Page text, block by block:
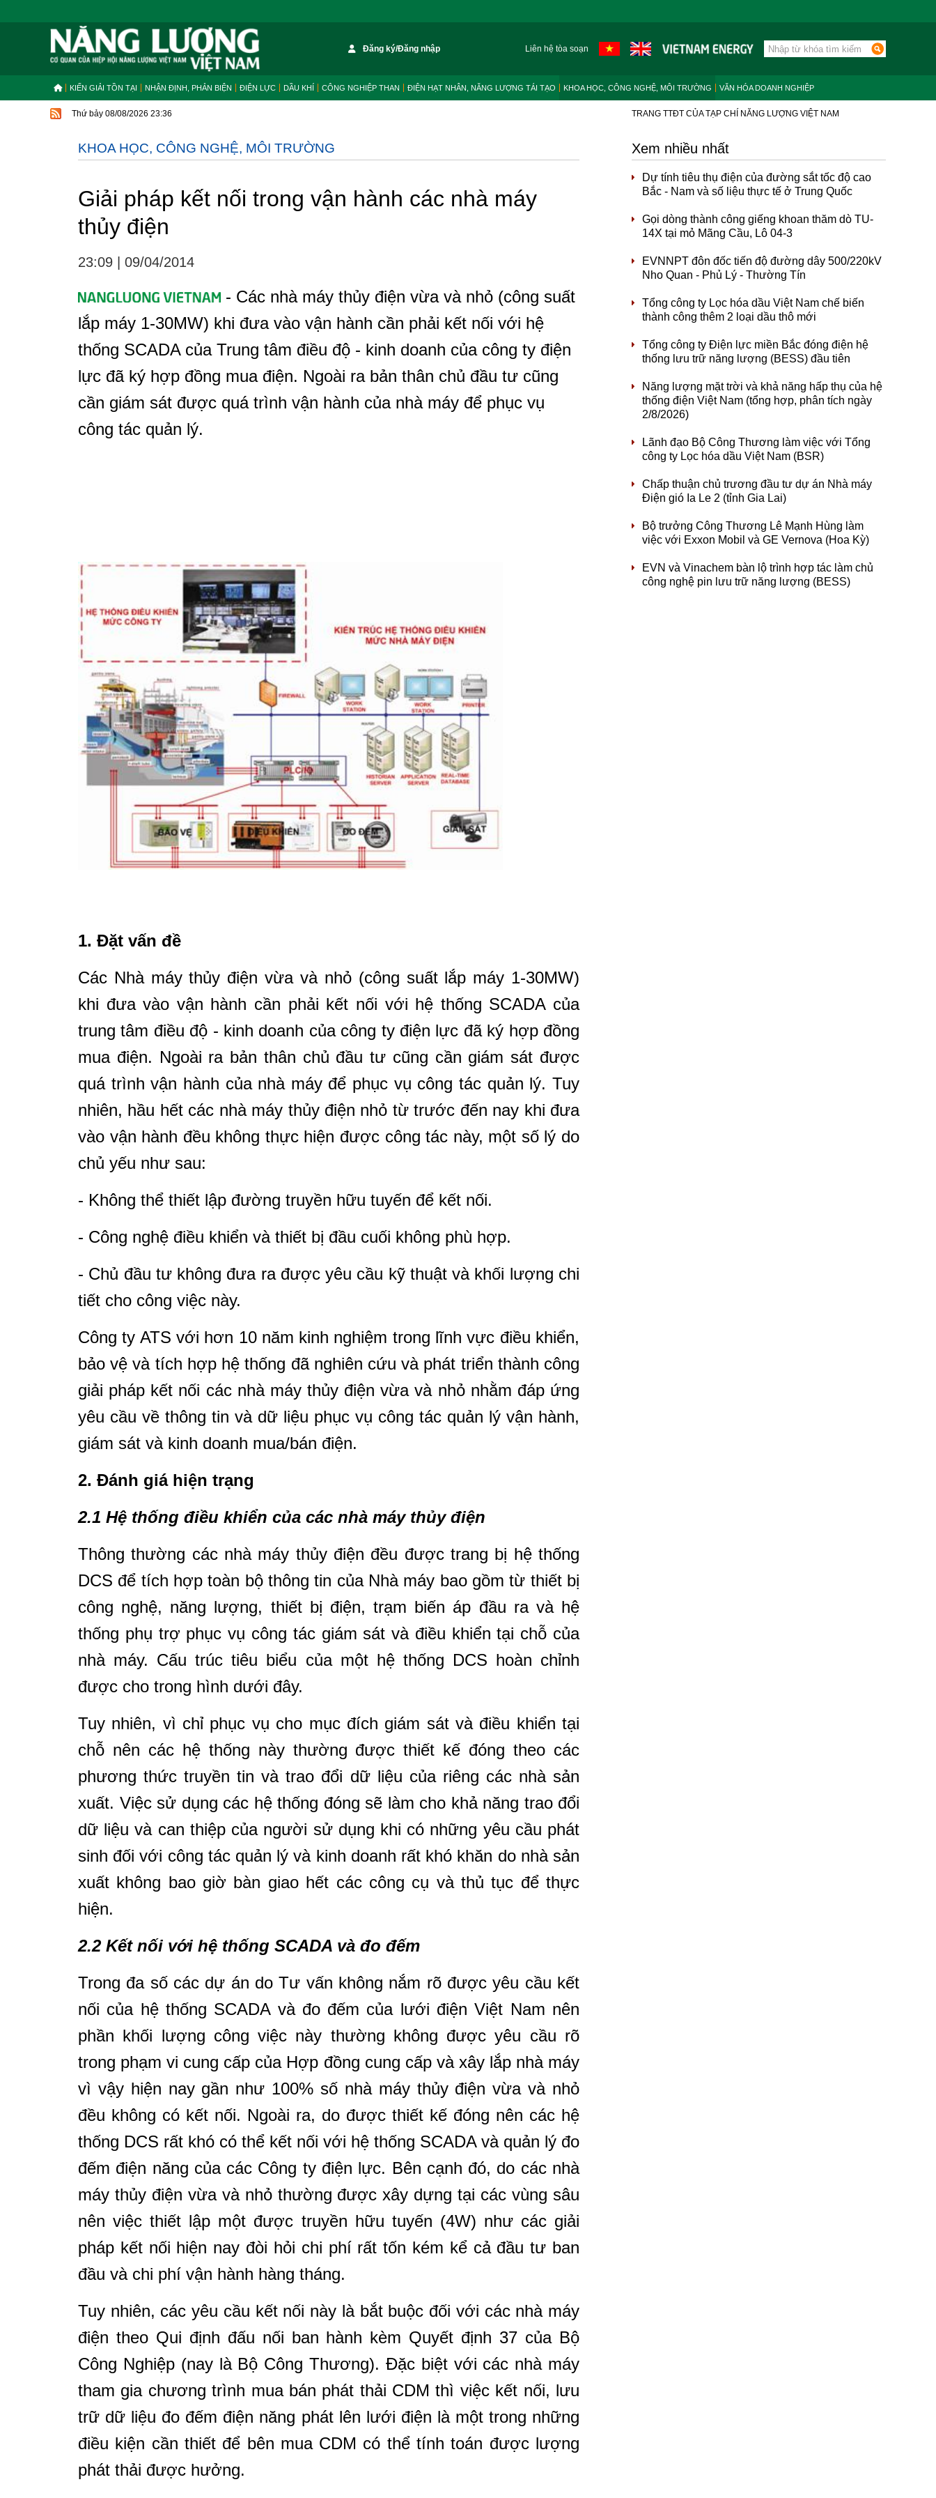
Đăng ký/Đăng nhập Liên hệ tòa soạn
KIẾN GIẢI TỒN TẠI NHẬN ĐỊNH, PHẢN BIỆN ĐIỆN LỰC DẦU KHÍ CÔNG NGHIỆP THAN ĐIỆN HẠT NHÂN, NĂNG LƯỢNG TÁI TẠO KHOA HỌC, CÔNG NGHỆ, MÔI TRƯỜNG VĂN HÓA DOANH NGHIỆP
Thứ bảy 08/08/2026 23:36 TRANG TTĐT CỦA TẠP CHÍ NĂNG LƯỢNG VIỆT NAM
KHOA HỌC, CÔNG NGHỆ, MÔI TRƯỜNG
Giải pháp kết nối trong vận hành các nhà máy
thủy điện
23:09 09/04/2014
- Các nhà máy thủy điện vừa và nhỏ (công suất
lắp máy 1-30MW) khi đưa vào vận hành cần phải kết nối với hệ
thống SCADA của Trung tâm điều độ - kinh doanh của công ty điện
lực đã ký hợp đồng mua điện. Ngoài ra bản thân chủ đầu tư cũng
cần giám sát được quá trình vận hành của nhà máy để phục vụ
công tác quản lý.
1. Đặt vấn đề
Các Nhà máy thủy điện vừa và nhỏ (công suất lắp máy 1-30MW)
khi đưa vào vận hành cần phải kết nối với hệ thống SCADA của
trung tâm điều độ - kinh doanh của công ty điện lực đã ký hợp đồng
mua điện. Ngoài ra bản thân chủ đầu tư cũng cần giám sát được
quá trình vận hành của nhà máy để phục vụ công tác quản lý. Tuy
nhiên, hầu hết các nhà máy thủy điện nhỏ từ trước đến nay khi đưa
vào vận hành đều không thực hiện được công tác này, một số lý do
chủ yếu như sau:
- Không thể thiết lập đường truyền hữu tuyến để kết nối.
- Công nghệ điều khiển và thiết bị đầu cuối không phù hợp.
- Chủ đầu tư không đưa ra được yêu cầu kỹ thuật và khối lượng chi
tiết cho công việc này.
Công ty ATS với hơn 10 năm kinh nghiệm trong lĩnh vực điều khiển,
bảo vệ và tích hợp hệ thống đã nghiên cứu và phát triển thành công
giải pháp kết nối các nhà máy thủy điện vừa và nhỏ nhằm đáp ứng
yêu cầu về thông tin và dữ liệu phục vụ công tác quản lý vận hành,
giám sát và kinh doanh mua/bán điện.
2. Đánh giá hiện trạng
2.1 Hệ thống điều khiển của các nhà máy thủy điện
Thông thường các nhà máy thủy điện đều được trang bị hệ thống
DCS để tích hợp toàn bộ thông tin của Nhà máy bao gồm từ thiết bị
công nghệ, năng lượng, thiết bị điện, trạm biến áp đầu ra và hệ
thống phụ trợ phục vụ công tác giám sát và điều khiển tại chỗ của
nhà máy. Cấu trúc tiêu biểu của một hệ thống DCS hoàn chỉnh
được cho trong hình dưới đây.
Tuy nhiên, vì chỉ phục vụ cho mục đích giám sát và điều khiển tại
chỗ nên các hệ thống này thường được thiết kế đóng theo các
phương thức truyền tin và trao đổi dữ liệu của riêng các nhà sản
xuất. Việc sử dụng các hệ thống đóng sẽ làm cho khả năng trao đổi
dữ liệu và can thiệp của người sử dụng khi có những yêu cầu phát
sinh đối với công tác quản lý và kinh doanh rất khó khăn do nhà sản
xuất không bao giờ bàn giao hết các công cụ và thủ tục để thực
hiện.
2.2 Kết nối với hệ thống SCADA và đo đếm
Trong đa số các dự án do Tư vấn không nắm rõ được yêu cầu kết
nối của hệ thống SCADA và đo đếm của lưới điện Việt Nam nên
phần khối lượng công việc này thường không được yêu cầu rõ
trong phạm vi cung cấp của Hợp đồng cung cấp và xây lắp nhà máy
vì vậy hiện nay gần như 100% số nhà máy thủy điện vừa và nhỏ
đều không có kết nối. Ngoài ra, do được thiết kế đóng nên các hệ
thống DCS rất khó có thể kết nối với hệ thống SCADA và quản lý đo
đếm điện năng của các Công ty điện lực. Bên cạnh đó, do các nhà
máy thủy điện vừa và nhỏ thường được xây dựng tại các vùng sâu
nên việc thiết lập một được truyền hữu tuyến (4W) như các giải
pháp kết nối hiện nay đòi hỏi chi phí rất tốn kém kể cả đầu tư ban
đầu và chi phí vận hành hàng tháng.
Tuy nhiên, các yêu cầu kết nối này là bắt buộc đối với các nhà máy
điện theo Qui định đấu nối ban hành kèm Quyết định 37 của Bộ
Công Nghiệp (nay là Bộ Công Thương). Đặc biệt với các nhà máy
tham gia chương trình mua bán phát thải CDM thì việc kết nối, lưu
trữ dữ liệu đo đếm điện năng phát lên lưới điện là một trong những
điều kiện cần thiết để bên mua CDM có thể tính toán được lượng
phát thải được hưởng.
Xem nhiều nhất
Dự tính tiêu thụ điện của đường sắt tốc độ cao
Bắc - Nam và số liệu thực tế ở Trung Quốc
Gọi dòng thành công giếng khoan thăm dò TU-
14X tại mỏ Mãng Cầu, Lô 04-3
EVNNPT đôn đốc tiến độ đường dây 500/220kV
Nho Quan - Phủ Lý - Thường Tín
Tổng công ty Lọc hóa dầu Việt Nam chế biến
thành công thêm 2 loại dầu thô mới
Tổng công ty Điện lực miền Bắc đóng điện hệ
thống lưu trữ năng lượng (BESS) đầu tiên
Năng lượng mặt trời và khả năng hấp thụ của hệ
thống điện Việt Nam (tổng hợp, phân tích ngày
2/8/2026)
Lãnh đạo Bộ Công Thương làm việc với Tổng
công ty Lọc hóa dầu Việt Nam (BSR)
Chấp thuận chủ trương đầu tư dự án Nhà máy
Điện gió Ia Le 2 (tỉnh Gia Lai)
Bộ trưởng Công Thương Lê Mạnh Hùng làm
việc với Exxon Mobil và GE Vernova (Hoa Kỳ)
EVN và Vinachem bàn lộ trình hợp tác làm chủ
công nghệ pin lưu trữ năng lượng (BESS)